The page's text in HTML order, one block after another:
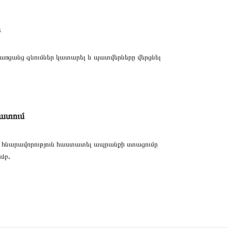
գնումներ կատարել և պատվերները վերցնել
հաստատել ապրանքի ստացումը
.